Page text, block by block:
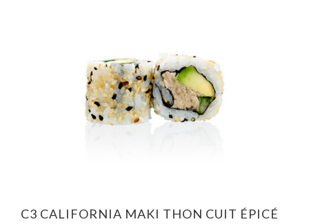
C3 CALIFORNIA MAKI THON CUIT ÉPICÉ